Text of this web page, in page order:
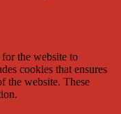
for the website to
cookies that ensures
the website. These